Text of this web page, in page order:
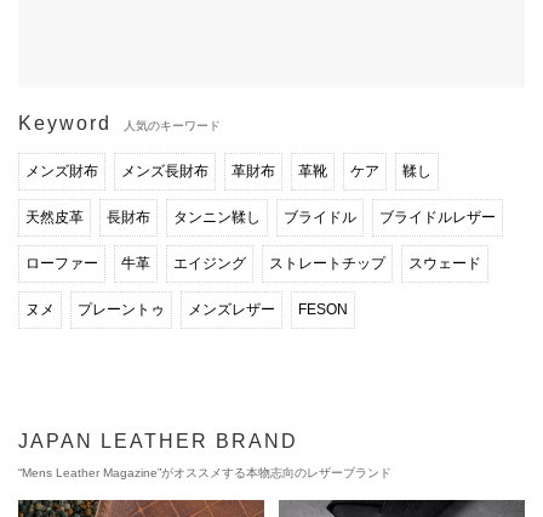
Keyword 人気のキーワード
メンズ財布 メンズ長財布 革財布 革靴 ケア 鞣し
天然皮革 長財布 タンニン鞣し ブライドル ブライドルレザー
ローファー 牛革 エイジング ストレートチップ スウェード
ヌメ プレーントゥ メンズレザー FESON
JAPAN LEATHER BRAND
“Mens Leather Magazine”がオススメする本物志向のレザーブランド